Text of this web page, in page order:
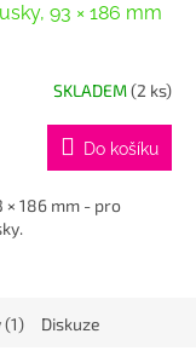
93 × 186 mm
SKLADEM(2 ks)
Do košíku
× 186 mm - pro
(1) Diskuze